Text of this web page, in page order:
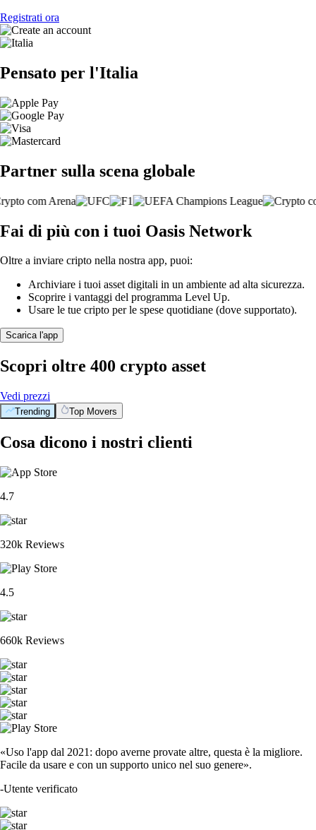
Registrati ora
Pensato per l'Italia
Partner sulla scena globale
Fai di più con i tuoi Oasis Network
Oltre a inviare cripto nella nostra app, puoi:
Archiviare i tuoi asset digitali in un ambiente ad alta sicurezza.
Scoprire i vantaggi del programma Level Up.
Usare le tue cripto per le spese quotidiane (dove supportato).
Scarica l'app
Scopri oltre 400 crypto asset
Vedi prezzi
Trending Top Movers
Cosa dicono i nostri clienti
4.7
320k Reviews
4.5
660k Reviews
«Uso l'app dal 2021: dopo averne provate altre, questa è la migliore.
Facile da usare e con un supporto unico nel suo genere».
-Utente verificato